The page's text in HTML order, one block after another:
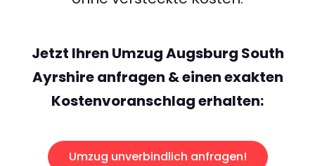
Jetzt Ihren Umzug Augsburg South
Ayrshire anfragen & einen exakten
Kostenvoranschlag erhalten:
Umzug unverbindlich anfragen!